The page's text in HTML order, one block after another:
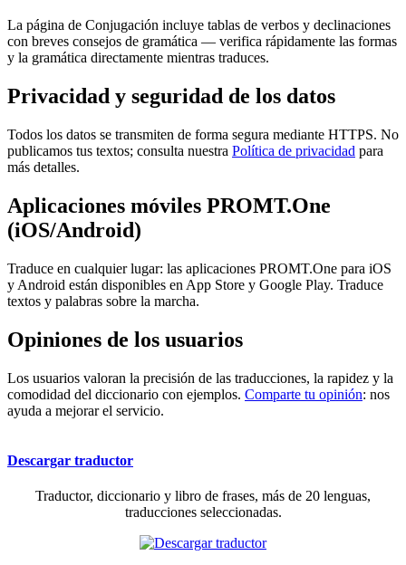
La página de Conjugación incluye tablas de verbos y declinaciones
con breves consejos de gramática — verifica rápidamente las formas
y la gramática directamente mientras traduces.
Privacidad y seguridad de los datos
Todos los datos se transmiten de forma segura mediante HTTPS. No
publicamos tus textos; consulta nuestra Política de privacidad para
más detalles.
Aplicaciones móviles PROMT.One
(iOS/Android)
Traduce en cualquier lugar: las aplicaciones PROMT.One para iOS
y Android están disponibles en App Store y Google Play. Traduce
textos y palabras sobre la marcha.
Opiniones de los usuarios
Los usuarios valoran la precisión de las traducciones, la rapidez y la
comodidad del diccionario con ejemplos. Comparte tu opinión: nos
ayuda a mejorar el servicio.
Descargar traductor
Traductor, diccionario y libro de frases, más de 20 lenguas,
traducciones seleccionadas.